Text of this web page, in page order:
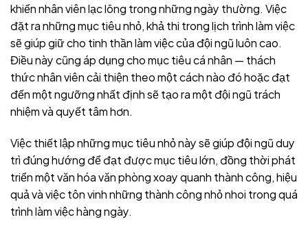
khiến nhân viên lạc lõng trong những ngày thường. Việc
đặt ra những mục tiêu nhỏ, khả thi trong lịch trình làm việc
sẽ giúp giữ cho tinh thần làm việc của đội ngũ luôn cao.
Điều này cũng áp dụng cho mục tiêu cá nhân — thách
thức nhân viên cải thiện theo một cách nào đó hoặc đạt
đến một ngưỡng nhất định sẽ tạo ra một đội ngũ trách
nhiệm và quyết tâm hơn.
Việc thiết lập những mục tiêu nhỏ này sẽ giúp đội ngũ duy
trì đúng hướng để đạt được mục tiêu lớn, đồng thời phát
triển một văn hóa văn phòng xoay quanh thành công, hiệu
quả và việc tôn vinh những thành công nhỏ nhoi trong quá
trình làm việc hàng ngày.